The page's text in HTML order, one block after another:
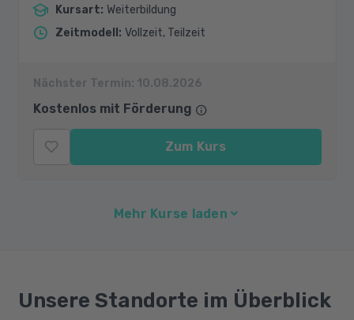
Kursart: Weiterbildung
Zeitmodell : Vollzeit, Teilzeit
Nächster Termin: 10.08.2026
Kostenlos mit Förderung
Zum Kurs
Mehr Kurse laden
Unsere Standorte im Überblick